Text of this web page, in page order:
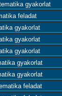
gyakorlat
feladat
gyakorlat
gyakorlat
gyakorlat
gyakorlat
gyakorlat
feladat